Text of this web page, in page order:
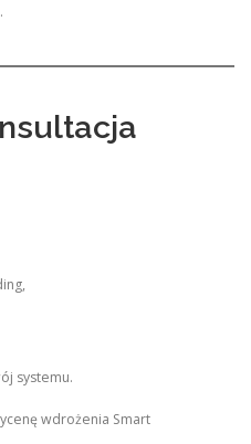
systemu.
wdrożenia Smart